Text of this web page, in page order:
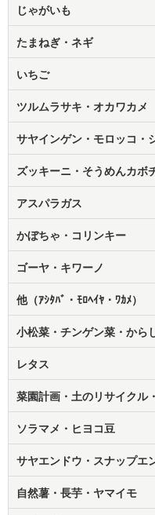
じゃがいも
たまねぎ・ネギ
いちご
ツルムラサキ・オカワカメ
サヤインゲン・モロッコ・
ズッキーニ・そうめんカボ
アスパラガス
かぼちゃ・コリンキー
ゴーヤ・キワーノ
他（ｱｼﾀﾊﾞ・ﾓﾛﾍｲﾔ・ﾜｶﾒ）
小松菜・チンゲン菜・から
レタス
菜園計画・土のリサイクル
ソラマメ・ヒヨコ豆
サヤエンドウ・スナップエ
自然薯・長芋・ヤマイモ